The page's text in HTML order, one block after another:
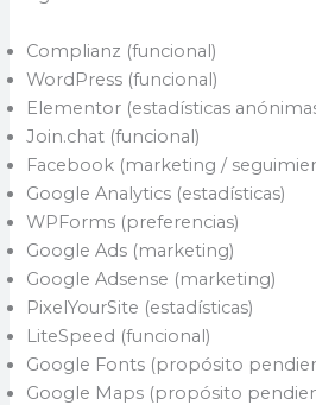
Complianz (funcional)
WordPress (funcional)
Elementor (estadísticas
Join.chat (funcional)
Facebook (marketing /
Google Analytics (estadísticas)
WPForms (preferencias)
Google Ads (marketing)
Google Adsense (marketing)
PixelYourSite (estadísticas)
LiteSpeed (funcional)
Google Fonts (propósito
Google Maps (propósito